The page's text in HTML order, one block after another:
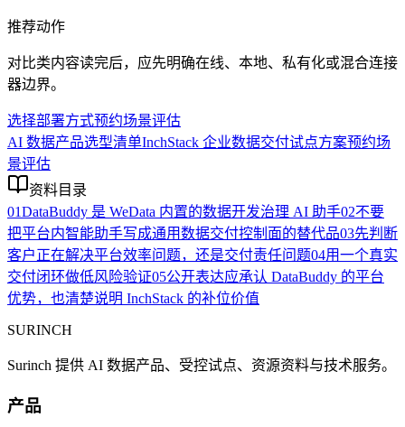
推荐动作
对比类内容读完后，应先明确在线、本地、私有化或混合连接
器边界。
选择部署方式预约场景评估
AI 数据产品选型清单InchStack 企业数据交付试点方案预约场
景评估
资料目录
01DataBuddy 是 WeData 内置的数据开发治理 AI 助手02不要
把平台内智能助手写成通用数据交付控制面的替代品03先判断
客户正在解决平台效率问题，还是交付责任问题04用一个真实
交付闭环做低风险验证05公开表达应承认 DataBuddy 的平台
优势，也清楚说明 InchStack 的补位价值
SURINCH
Surinch 提供 AI 数据产品、受控试点、资源资料与技术服务。
产品